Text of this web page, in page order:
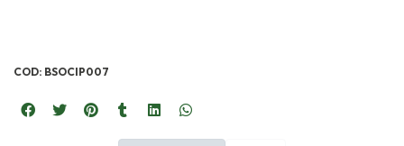
COD: BSOCIP007